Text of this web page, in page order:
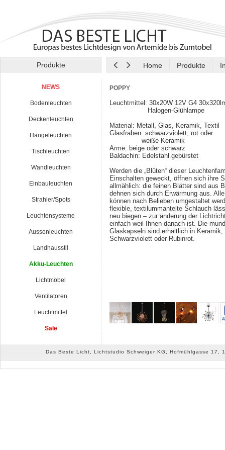
Produkte Home Produkte
NEWS
Bodenleuchten
Deckenleuchten
Hängeleuchten
Tischleuchten
Wandleuchten
Einbauleuchten
Strahler/Spots
Leuchtensysteme
Aussenleuchten
Landhausstil
Akku-Leuchten
Lichtmöbel
Ventilatoren
Leuchtmittel
Sale
POPPY
Leuchtmittel: 30x20W 12V G4
Halogen-Glühlampe
Material: Metall, Glas, Keramik, Textil
Glasfraben: schwarzviolett, rot oder
weiße Keramik
Arme: beige oder schwarz
Baldachin: Edelstahl gebürstet
Werden die „Blüten“ dieser
Einschalten geweckt, öffnen sich ihre
allmählich: die feinen Blätter sind aus
dehnen sich durch Erwärmung aus.
können nach Belieben umgestaltet
flexible, textilummantelte Schlauch
neu biegen – zur änderung der
einfach weil Ihnen danach ist. Die
Glaskapseln sind erhältlich in Keramik,
Schwarzviolett oder Rubinrot.
Das Beste Licht, Lichtstudio Schweiger KG, Hofmühlgasse